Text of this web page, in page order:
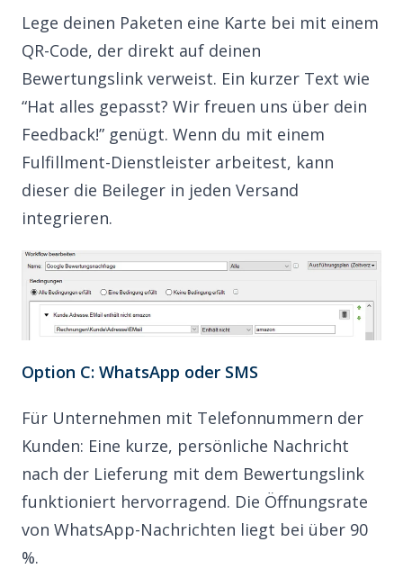
Lege deinen Paketen eine Karte bei mit einem
QR-Code, der direkt auf deinen
Bewertungslink verweist. Ein kurzer Text wie
“Hat alles gepasst? Wir freuen uns über dein
Feedback!” genügt. Wenn du mit einem
Fulfillment-Dienstleister arbeitest, kann
dieser die Beileger in jeden Versand
integrieren.
Option C: WhatsApp oder SMS
Für Unternehmen mit Telefonnummern der
Kunden: Eine kurze, persönliche Nachricht
nach der Lieferung mit dem Bewertungslink
funktioniert hervorragend. Die Öffnungsrate
von WhatsApp-Nachrichten liegt bei über 90
%.